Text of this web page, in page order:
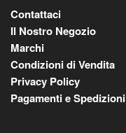
Contattaci
Il Nostro Negozio
Marchi
Condizioni di Vendita
Privacy Policy
Pagamenti e Spedizioni